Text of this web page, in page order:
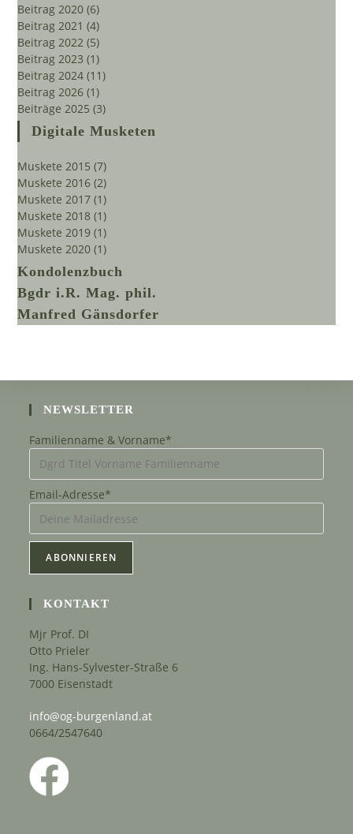
Beitrag 2020 (6)
Beitrag 2021 (4)
Beitrag 2022 (5)
Beitrag 2023 (1)
Beitrag 2024 (11)
Beitrag 2026 (1)
Beiträge 2025 (3)
Digitale Musketen
Muskete 2015 (7)
Muskete 2016 (2)
Muskete 2017 (1)
Muskete 2018 (1)
Muskete 2019 (1)
Muskete 2020 (1)
Kondolenzbuch
Bgdr i.R. Mag. phil.
Manfred Gänsdorfer
NEWSLETTER
Familienname & Vorname*
Email-Adresse*
KONTAKT
Mjr Prof. DI
Otto Prieler
Ing. Hans-Sylvester-Straße 6
7000 Eisenstadt
info@og-burgenland.at
0664/2547640